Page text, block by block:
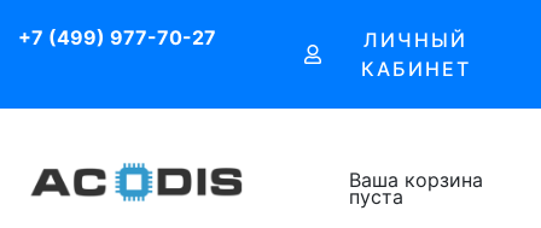
+7 (499) 977-70-27
ЛИЧНЫЙ
КАБИНЕТ
Ваша корзина
пуста